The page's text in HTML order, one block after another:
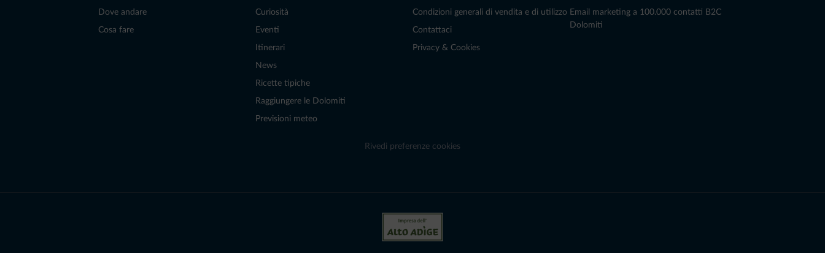
Dove andare
Cosa fare
Curiosità
Eventi
Itinerari
News
Ricette tipiche
Raggiungere le Dolomiti
Previsioni meteo
Condizioni generali di vendita e di utilizzo
Contattaci
Privacy & Cookies
Email marketing a 100.000 contatti B2C
Dolomiti
Rivedi preferenze cookies